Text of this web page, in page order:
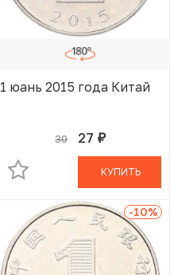
1 юань 2015 года Китай
30 27 руб.
В КОРЗИНЕ
КУПИТЬ
-10%